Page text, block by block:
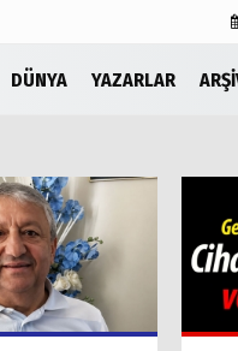
DÜNYA YAZARLAR